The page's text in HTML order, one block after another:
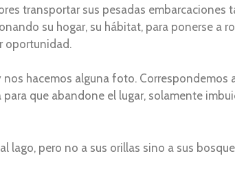
transportar sus pesadas
su hogar, su hábitat, para ponerse
oportunidad.
hacemos alguna foto.
que abandone el lugar, solamente
lago, pero no a sus orillas sino a sus